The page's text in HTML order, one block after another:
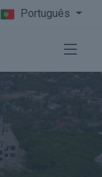
Português